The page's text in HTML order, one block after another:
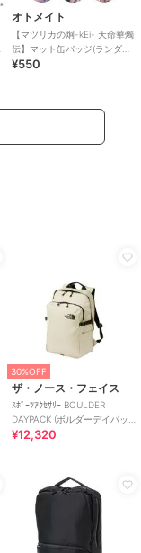
オトメイト
【マツリカの炯-kEi- 天命華燭
伝】マット缶バッジ(ランダム
全15種)
¥550
30%OFF
ザ・ノース・フェイス
ｽﾎﾟｰﾂｱｸｾｻﾘｰ BOULDER
DAYPACK (ボルダーデイパッ
ク)
¥12,320